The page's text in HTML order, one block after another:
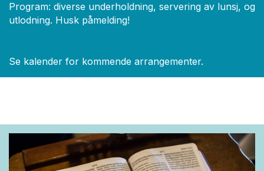
Program: diverse underholdning, servering av lunsj, og
utlodning. Husk påmelding!
Se kalender for kommende arrangementer.